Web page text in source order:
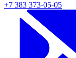
+7 383 373-05-05